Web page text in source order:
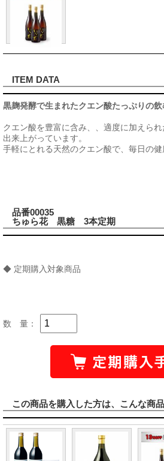
ITEM DATA
黒麹発酵で生まれたクエン酸たっぷりの
クエン酸を豊富に含み、、適度に加えら
出来上がっています。
手軽にとれる天然のクエン酸で、毎日の健
品番00035
ちゅら花 黒糖 3本定期
◆ 定期購入対象商品
数 量：
この商品を購入した方は、こんな商